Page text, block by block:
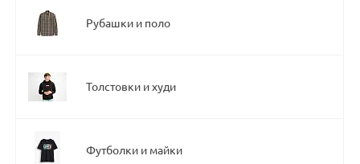
Рубашки и поло
Толстовки и худи
Футболки и майки